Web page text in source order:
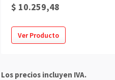
$ 10.259,48
Ver Producto
Los precios incluyen IVA.